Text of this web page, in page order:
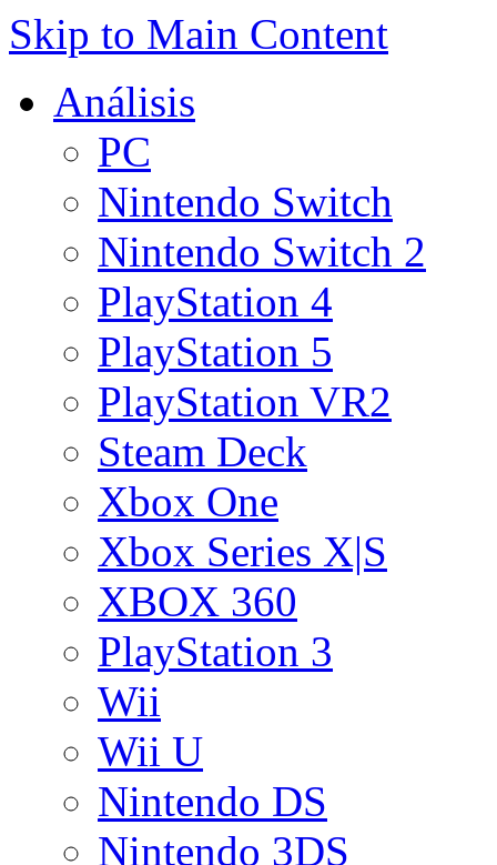
Skip to Main Content
Análisis
PC
Nintendo Switch
Nintendo Switch 2
PlayStation 4
PlayStation 5
PlayStation VR2
Steam Deck
Xbox One
Xbox Series X|S
XBOX 360
PlayStation 3
Wii
Wii U
Nintendo DS
Nintendo 3DS